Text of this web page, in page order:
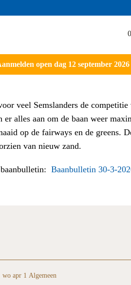
open dag 12 september 2026
veel Semslanders de
er alles aan om de baan weer
op de fairways en de greens.
van nieuw zand.
Baanbulletin 30-3-
wo apr 1 Algemeen